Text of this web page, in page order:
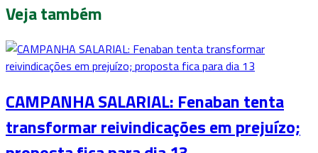
Veja também
CAMPANHA SALARIAL: Fenaban tenta
transformar reivindicações em prejuízo;